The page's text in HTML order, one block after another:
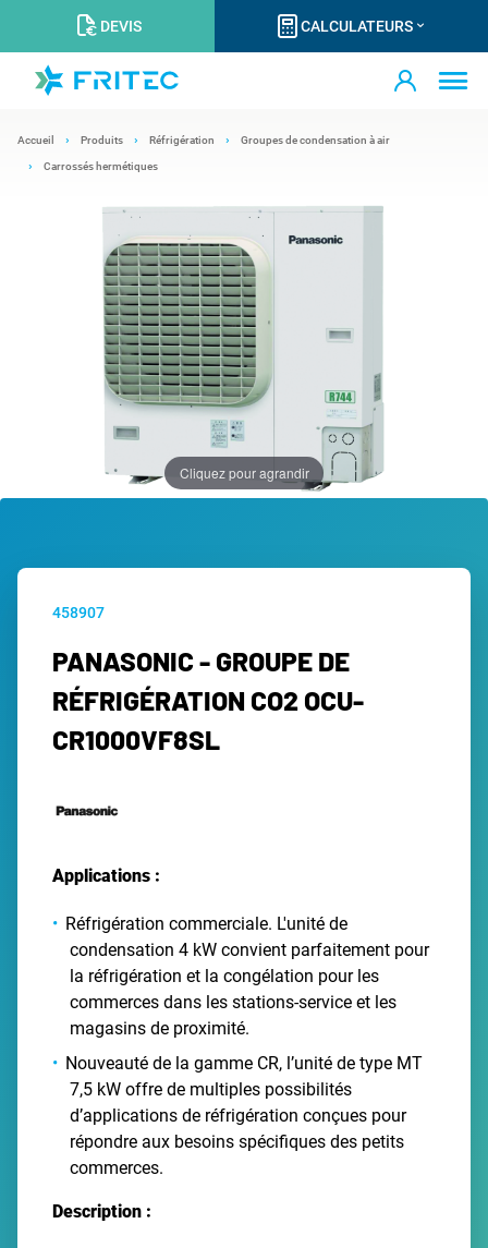
DEVIS CALCULATEURS
Accueil Produits Réfrigération Groupes de condensation à air
Carrossés hermétiques
Cliquez pour agrandir
458907
PANASONIC - GROUPE DE
RÉFRIGÉRATION CO2 OCU-
CR1000VF8SL
Applications :
Réfrigération commerciale. L'unité de
condensation 4 kW convient parfaitement pour
la réfrigération et la congélation pour les
commerces dans les stations-service et les
magasins de proximité.
Nouveauté de la gamme CR, l’unité de type MT
7,5 kW offre de multiples possibilités
d’applications de réfrigération conçues pour
répondre aux besoins spécifiques des petits
commerces.
Description :